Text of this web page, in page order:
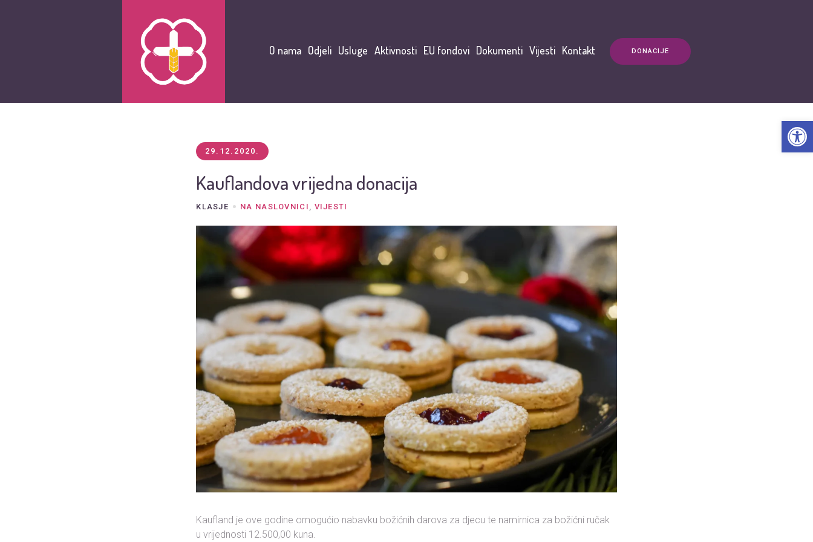
DONACIJE
O nama Odjeli Usluge Aktivnosti EU fondovi Dokumenti Vijesti Kontakt
29.12.2020.
Kauflandova vrijedna donacija
KLASJE NA NASLOVNICI , VIJESTI
Kaufland je ove godine omogućio nabavku božićnih darova za djecu te namirnica za božićni ručak
u vrijednosti 12.500,00 kuna.